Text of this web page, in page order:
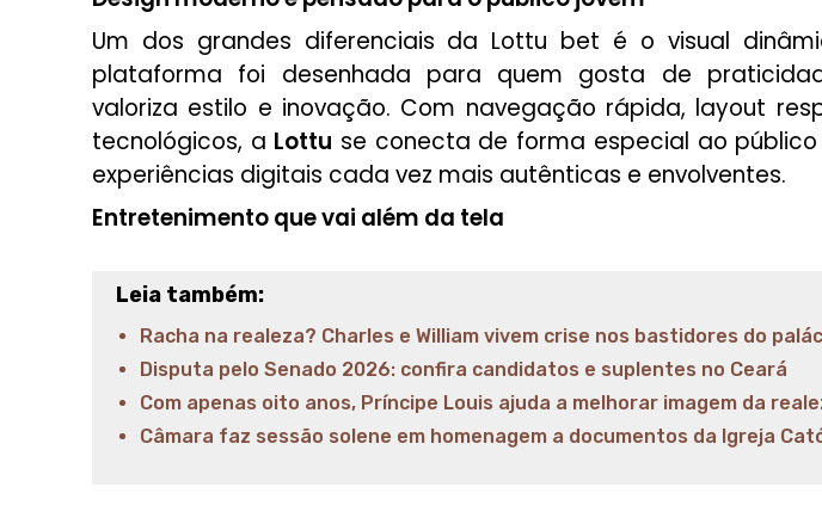
Um dos grandes diferenciais da Lottu bet é o visual
plataforma foi desenhada para quem gosta de
valoriza estilo e inovação. Com navegação rápida, layout
tecnológicos, a Lottu se conecta de forma especial ao
experiências digitais cada vez mais autênticas e envolventes.
Entretenimento que vai além da tela
Leia também:
Racha na realeza? Charles e William vivem crise nos bastidores do
Disputa pelo Senado 2026: confira candidatos e suplentes no Ceará
Com apenas oito anos, Príncipe Louis ajuda a melhorar imagem da
Câmara faz sessão solene em homenagem a documentos da Igreja